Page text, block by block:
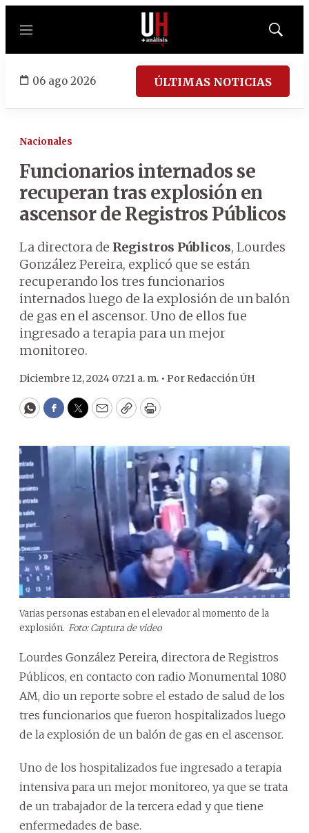
Menú
Mostrar
06 ago 2026 ÚLTIMAS NOTICIAS
Nacionales
Funcionarios internados se
recuperan tras explosión en
ascensor de Registros Públicos
La directora de Registros Públicos, Lourdes
González Pereira, explicó que se están
recuperando los tres funcionarios
internados luego de la explosión de un balón
de gas en el ascensor. Uno de ellos fue
ingresado a terapia para un mejor
monitoreo.
Diciembre 12, 2024 07:21 a. m. • Por Redacción ÚH
WhatsApp
Facebook
Twitter
EmailCopyPrint
Varias personas estaban en el elevador al momento de la
explosión. Foto: Captura de video
Lourdes González Pereira, directora de Registros
Públicos, en contacto con radio Monumental 1080
AM, dio un reporte sobre el estado de salud de los
tres funcionarios que fueron hospitalizados luego
de la explosión de un balón de gas en el ascensor.
Uno de los hospitalizados fue ingresado a terapia
intensiva para un mejor monitoreo, ya que se trata
de un trabajador de la tercera edad y que tiene
enfermedades de base.